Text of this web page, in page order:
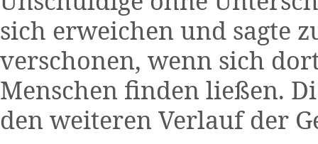
sich erweichen und sagte
verschonen, wenn sich
Menschen finden ließen.
den weiteren Verlauf der